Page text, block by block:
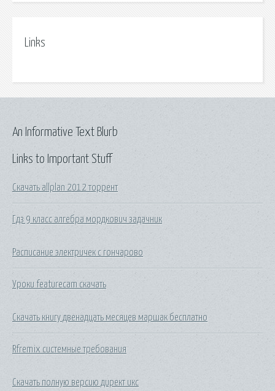
Links
Links to Important Stuff
Скачать allplan 2012 торрент
Гдз 9 класс алгебра мордкович задачник
Расписание электричек с гончарово
Уроки featurecam скачать
Скачать книгу двенадцать месяцев маршак бесплатно
Rfremix системные требования
Скачать полную версию директ икс
An Informative Text Blurb